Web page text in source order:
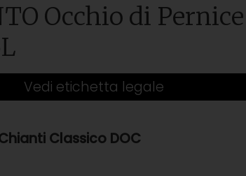
Occhio di Pernice
Vedi etichetta legale
Classico DOC